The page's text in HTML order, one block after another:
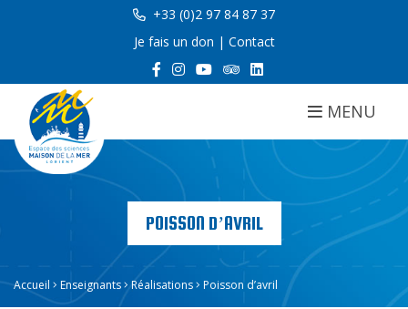
+33 (0)2 97 84 87 37
Je fais un don | Contact
MENU
POISSON D’AVRIL
Accueil Enseignants Réalisations Poisson d’avril